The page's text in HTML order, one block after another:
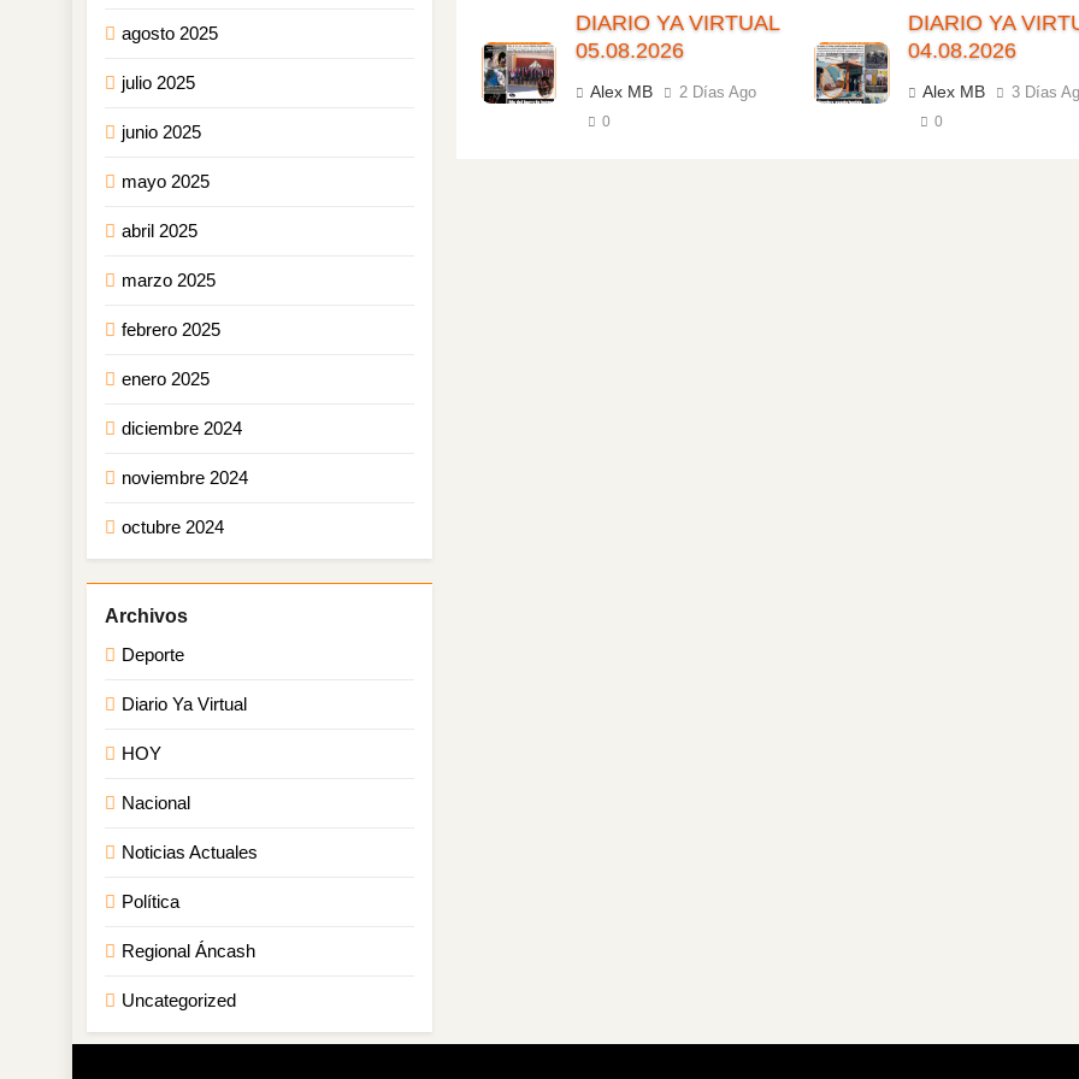
agosto 2025
julio 2025
junio 2025
mayo 2025
abril 2025
marzo 2025
febrero 2025
enero 2025
diciembre 2024
noviembre 2024
octubre 2024
Deporte
Diario Ya Virtual
HOY
Nacional
Noticias Actuales
Política
Regional Áncash
Uncategorized
DIARIO YA VIRTUAL
05.08.2026
Alex MB 2 Días Ago
0
DIARIO YA
04.08.2026
Alex MB 3 Días
0